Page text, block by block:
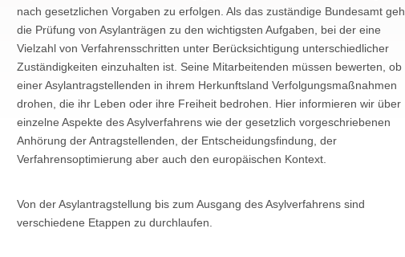
nach gesetzlichen Vorgaben zu erfolgen. Als das zuständige Bundesamt
die Prüfung von Asylanträgen zu den wichtigsten Aufgaben, bei der eine
Vielzahl von Verfahrensschritten unter Berücksichtigung unterschiedlicher
Zuständigkeiten einzuhalten ist. Seine Mitarbeitenden müssen bewerten, ob
einer Asylantragstellenden in ihrem Herkunftsland Verfolgungsmaßnahmen
drohen, die ihr Leben oder ihre Freiheit bedrohen. Hier informieren wir über
einzelne Aspekte des Asylverfahrens wie der gesetzlich vorgeschriebenen
Anhörung der Antragstellenden, der Entscheidungsfindung, der
Verfahrensoptimierung aber auch den europäischen Kontext.
Von der Asylantragstellung bis zum Ausgang des Asylverfahrens sind
verschiedene Etappen zu durchlaufen.